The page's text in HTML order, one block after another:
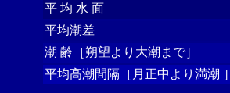
平 均 水 面
平均潮差
潮 齢［朔望より大潮まで］
平均高潮間隔［月正中より満潮 ］